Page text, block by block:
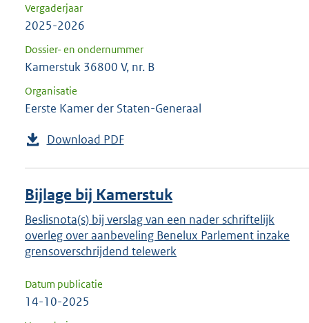
Vergaderjaar
2025-2026
Dossier- en ondernummer
Kamerstuk 36800 V, nr. B
Organisatie
Eerste Kamer der Staten-Generaal
Download PDF
Bijlage bij Kamerstuk
Beslisnota(s) bij verslag van een nader schriftelijk
overleg over aanbeveling Benelux Parlement inzake
grensoverschrijdend telewerk
Datum publicatie
14-10-2025